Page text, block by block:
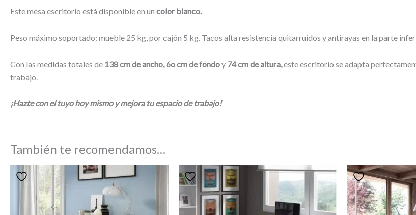
Este mesa escritorio está disponible en un color blanco.
Peso máximo soportado: mueble 25 kg, por cajón 5 kg. Tacos alta resistencia quitarruidos y antirayas en la parte
Con las medidas totales de 138 cm de ancho, 6o cm de fondoy 74 cm de altura,este escritorio se adapta
trabajo.
¡Hazte con el tuyo hoy mismo y mejora tu espacio de trabajo!
También te recomendamos…